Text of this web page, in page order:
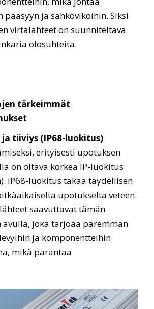
pääsyyn ja sähkövikoihin. Siksi
virtalähteet on suunniteltava
olosuhteita.
tärkeimmät
tiiviys (IP68-luokitus)
erityisesti upotuksen
on oltava korkea IP-luokitus
IP68-luokitus takaa täydellisen
upotukselta veteen.
saavuttavat tämän
joka tarjoaa paremman
ja komponentteihin
mikä parantaa